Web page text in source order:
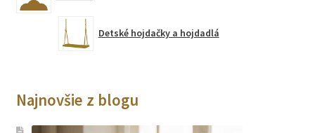
Detské hojdačky a hojdadlá
Najnovšie z blogu